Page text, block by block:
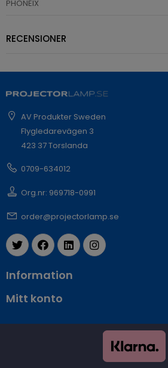
PHONEIX
RECENSIONER
AV Produkter Sweden
Flygledarevägen 3
423 37 Torslanda
0709-634012
Org.nr: 969718-0991
order@projectorlamp.se
Information
Mitt konto